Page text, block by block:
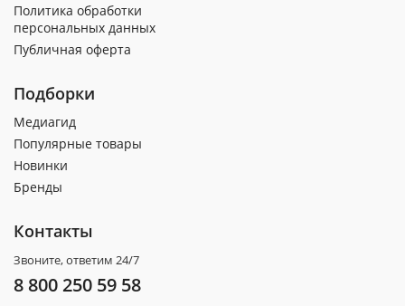
Политика обработки
персональных данных
Публичная оферта
Подборки
Медиагид
Популярные товары
Новинки
Бренды
Контакты
Звоните, ответим 24/7
8 800 250 59 58